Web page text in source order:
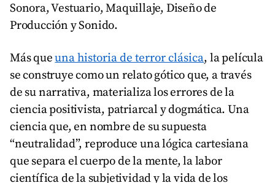
Sonora, Vestuario, Maquillaje, Diseño de
Producción y Sonido.
Más queuna historia de terror clásica, la película
se construye como un relato gótico que, a través
de su narrativa, materializa los errores de la
ciencia positivista, patriarcal y dogmática. Una
ciencia que, en nombre de su supuesta
“neutralidad”, reproduce una lógica cartesiana
que separa el cuerpo de la mente, la labor
científica de la subjetividad y la vida de los